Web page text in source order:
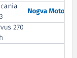
Nogva
270